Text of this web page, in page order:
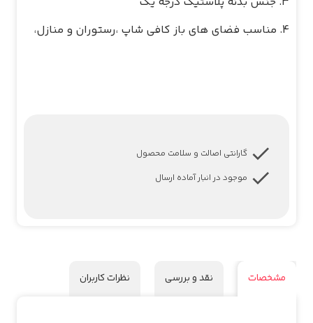
گارانتی اصالت و سلامت محصول
موجود در انبار آماده ارسال
مشخصات نقد و بررسی نظرات کاربران